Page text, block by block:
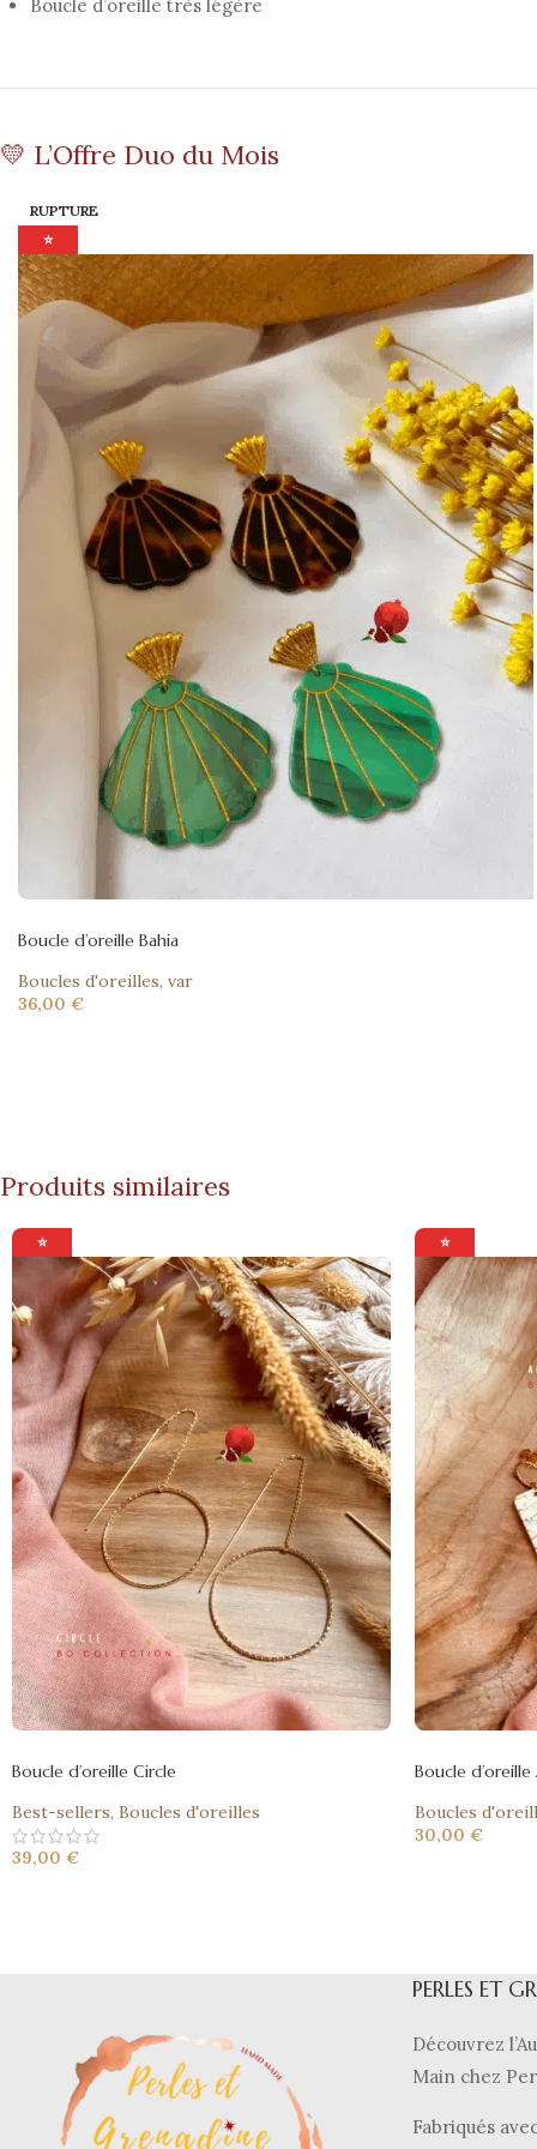
Boucle d’oreille très légère
💛 L’Offre Duo du Mois
RUPTURE
⭐
Boucle d’oreille Bahia
Boucles d'oreilles, var
36,00 €
Produits similaires
⭐
Boucle d’oreille Circle
Best-sellers, Boucles d'oreilles
39,00 €
⭐
Boucle
Boucles
30,00 €
PERLES ET
Découvrez
Main chez
Fabriqués